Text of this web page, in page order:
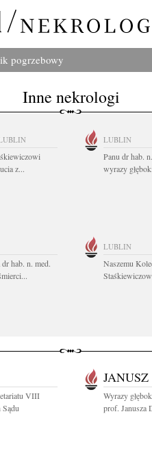
pogrzebowy
Inne nekrologi
z...
LUBLIN
Panu dr hab.
wyrazy
hab. n. med.
LUBLIN
Naszemu
VIII
Sądu
Wyrazy
prof. Janusza